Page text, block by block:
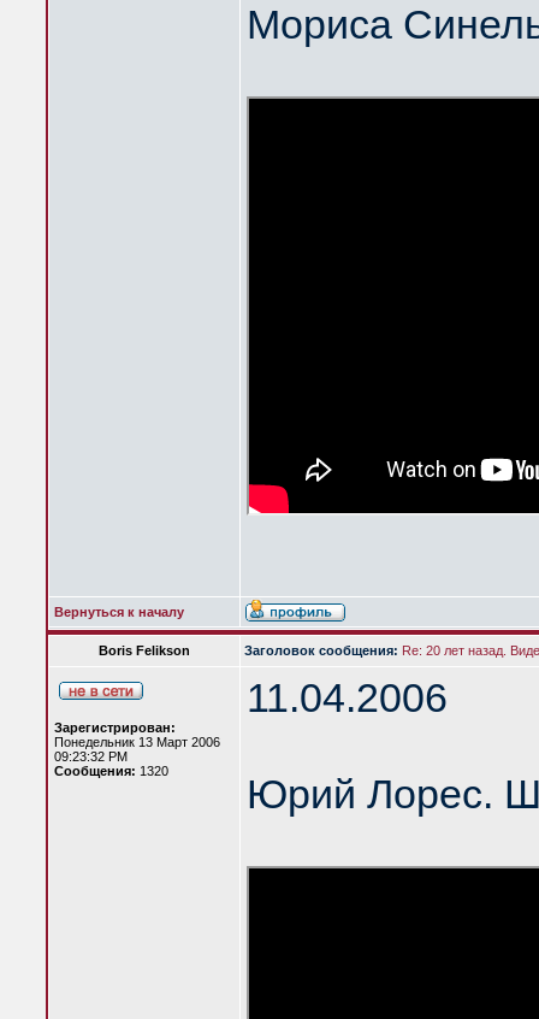
Мориса
Вернуться к началу
Boris Felikson Заголовок сообщения: Re: 20 лет назад.
Зарегистрирован:
Понедельник 13 Март 2006
09:23:32 PM
Сообщения: 1320
11.04.2006
Юрий Лорес.